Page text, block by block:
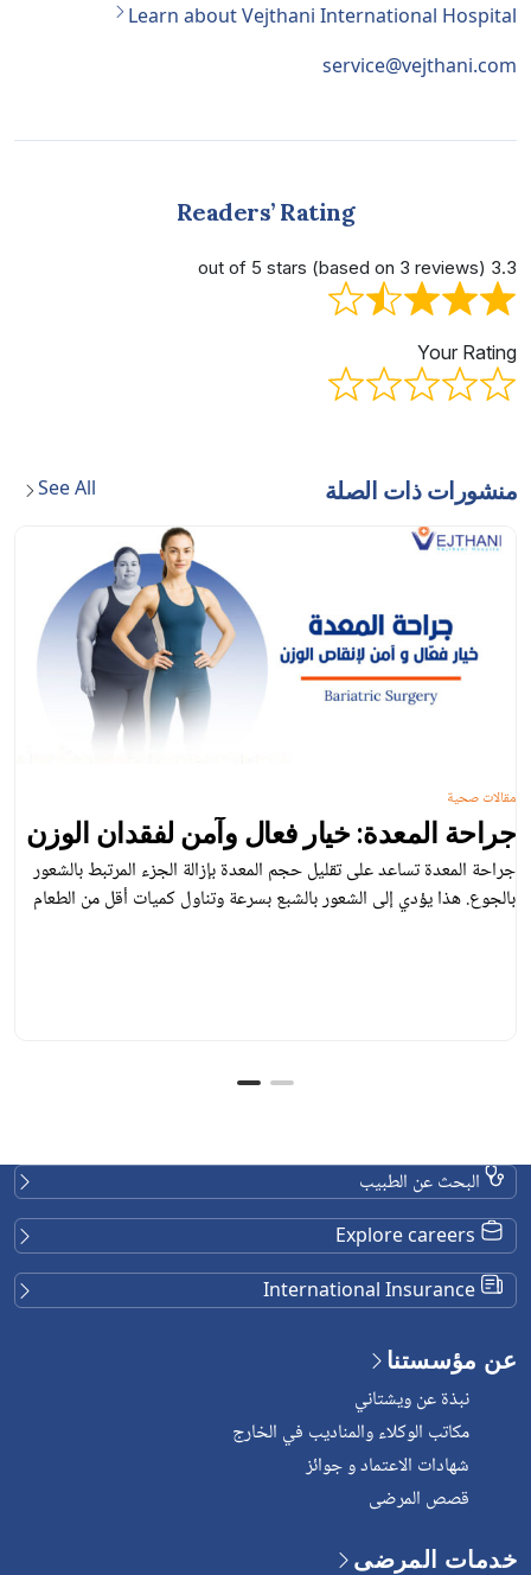
Learn about Vejthani International Hospital
service@vejthani.com
Readers’ Rating
3.3 out of 5 stars (based on 3 reviews)
Your Rating
منشورات ذات الصلة See All
جراحة المعدة: خيار فعال وآمن لفقدان الوزن
جراحة المعدة تساعد على تقليل حجم المعدة بإزالة الجزء المرتبط بالشعور
بالجوع. هذا يؤدي إلى الشعور بالشبع بسرعة وتناول كميات أقل من الطعام
مقالات صحية
البحث عن الطبيب
عن مؤسستنا
نبذة عن ويشتاني
مكاتب الوكلاء والمناديب في الخارج
شهادات الاعتماد و جوائز
قصص المرضى
خدمات المرضى